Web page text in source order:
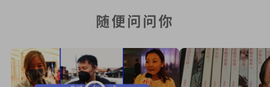
随便问问你